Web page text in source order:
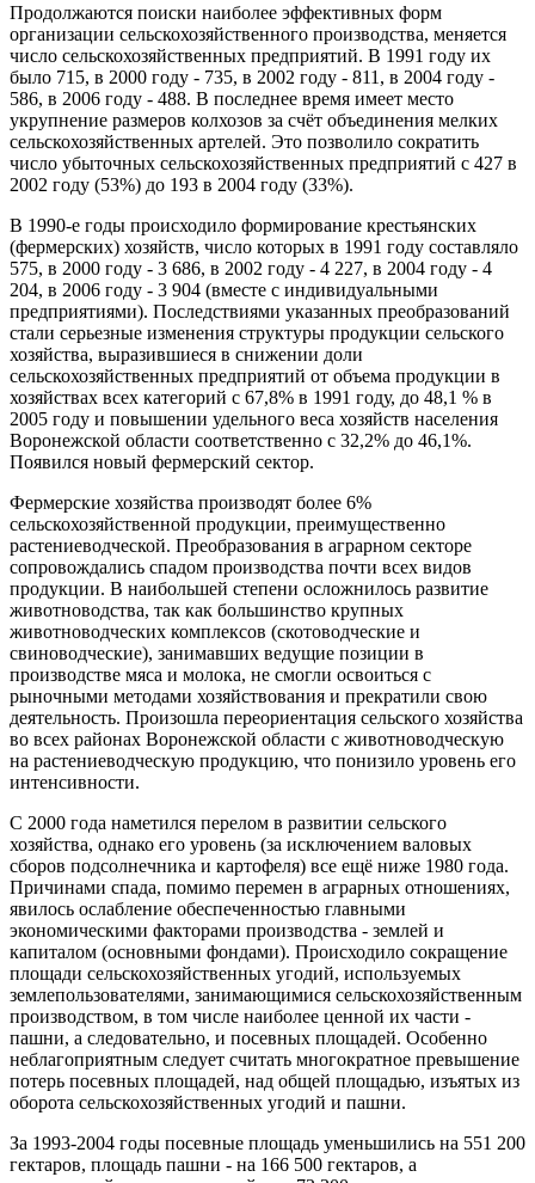
Продолжаются поиски наиболее эффективных форм
организации сельскохозяйственного производства, меняется
число сельскохозяйственных предприятий. В 1991 году их
было 715, в 2000 году - 735, в 2002 году - 811, в 2004 году -
586, в 2006 году - 488. В последнее время имеет место
укрупнение размеров колхозов за счёт объединения мелких
сельскохозяйственных артелей. Это позволило сократить
число убыточных сельскохозяйственных предприятий с 427 в
2002 году (53%) до 193 в 2004 году (33%).
В 1990-е годы происходило формирование крестьянских
(фермерских) хозяйств, число которых в 1991 году составляло
575, в 2000 году - 3 686, в 2002 году - 4 227, в 2004 году - 4
204, в 2006 году - 3 904 (вместе с индивидуальными
предприятиями). Последствиями указанных преобразований
стали серьезные изменения структуры продукции сельского
хозяйства, выразившиеся в снижении доли
сельскохозяйственных предприятий от объема продукции в
хозяйствах всех категорий с 67,8% в 1991 году, до 48,1 % в
2005 году и повышении удельного веса хозяйств населения
Воронежской области соответственно с 32,2% до 46,1%.
Появился новый фермерский сектор.
Фермерские хозяйства производят более 6%
сельскохозяйственной продукции, преимущественно
растениеводческой. Преобразования в аграрном секторе
сопровождались спадом производства почти всех видов
продукции. В наибольшей степени осложнилось развитие
животноводства, так как большинство крупных
животноводческих комплексов (скотоводческие и
свиноводческие), занимавших ведущие позиции в
производстве мяса и молока, не смогли освоиться с
рыночными методами хозяйствования и прекратили свою
деятельность. Произошла переориентация сельского хозяйства
во всех районах Воронежской области с животноводческую
на растениеводческую продукцию, что понизило уровень его
интенсивности.
С 2000 года наметился перелом в развитии сельского
хозяйства, однако его уровень (за исключением валовых
сборов подсолнечника и картофеля) все ещё ниже 1980 года.
Причинами спада, помимо перемен в аграрных отношениях,
явилось ослабление обеспеченностью главными
экономическими факторами производства - землей и
капиталом (основными фондами). Происходило сокращение
площади сельскохозяйственных угодий, используемых
землепользователями, занимающимися сельскохозяйственным
производством, в том числе наиболее ценной их части -
пашни, а следовательно, и посевных площадей. Особенно
неблагоприятным следует считать многократное превышение
потерь посевных площадей, над общей площадью, изъятых из
оборота сельскохозяйственных угодий и пашни.
За 1993-2004 годы посевные площадь уменьшились на 551 200
гектаров, площадь пашни - на 166 500 гектаров, а